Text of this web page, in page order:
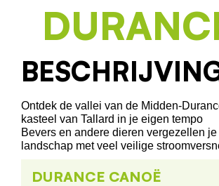
Ontdek de vallei van de Midden-
kasteel van Tallard in je eigen tempo
Bevers en andere dieren vergezellen
landschap met veel veilige
DURANCE CANOË